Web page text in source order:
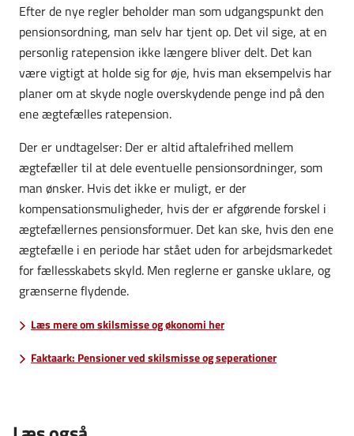
Efter de nye regler beholder man som udgangspunkt den
pensionsordning, man selv har tjent op. Det vil sige, at en
personlig ratepension ikke længere bliver delt. Det kan
være vigtigt at holde sig for øje, hvis man eksempelvis har
planer om at skyde nogle overskydende penge ind på den
ene ægtefælles ratepension.
Der er undtagelser: Der er altid aftalefrihed mellem
ægtefæller til at dele eventuelle pensionsordninger, som
man ønsker. Hvis det ikke er muligt, er der
kompensationsmuligheder, hvis der er afgørende forskel i
ægtefællernes pensionsformuer. Det kan ske, hvis den ene
ægtefælle i en periode har stået uden for arbejdsmarkedet
for fællesskabets skyld. Men reglerne er ganske uklare, og
grænserne flydende.
Læs mere om skilsmisse og økonomi her
Faktaark: Pensioner ved skilsmisse og seperationer